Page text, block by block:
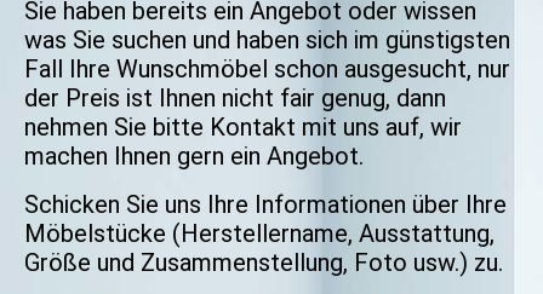
Sie haben bereits ein Angebot oder wissen
was Sie suchen und haben sich im günstigsten
Fall Ihre Wunschmöbel schon ausgesucht, nur
der Preis ist Ihnen nicht fair genug, dann
nehmen Sie bitte Kontakt mit uns auf, wir
machen Ihnen gern ein Angebot.
Schicken Sie uns Ihre Informationen über Ihre
Möbelstücke (Herstellername, Ausstattung,
Größe und Zusammenstellung, Foto usw.) zu.